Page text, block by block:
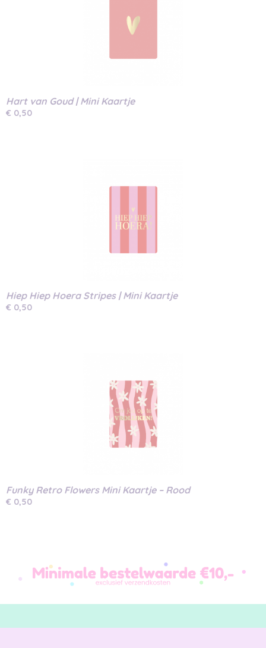
Hart van Goud | Mini Kaartje
€ 0,50
Hiep Hiep Hoera Stripes | Mini Kaartje
€ 0,50
Funky Retro Flowers Mini Kaartje – Rood
€ 0,50